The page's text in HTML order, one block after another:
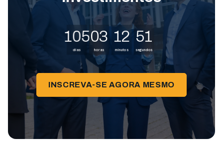
105
dias
03
horas
12
minutos
50
segundos
INSCREVA-SE AGORA MESMO